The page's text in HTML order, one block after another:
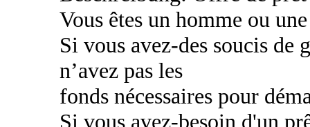
Vous êtes un homme ou
Si vous avez-des soucis de
n’avez pas les
fonds nécessaires pour
Si vous avez-besoin d'un